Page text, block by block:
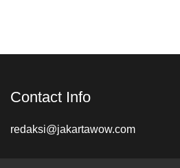
Contact Info
redaksi@jakartawow.com